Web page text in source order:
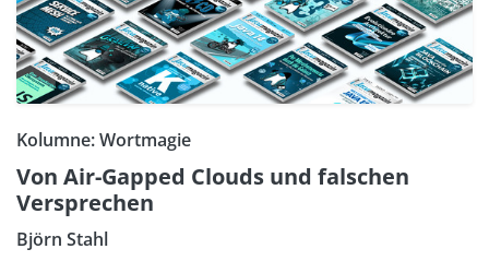
Kolumne: Wortmagie
Von Air-Gapped Clouds und falschen
Versprechen
Björn Stahl